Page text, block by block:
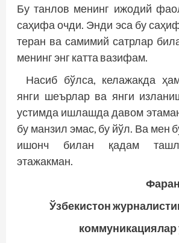
Бу танлов менинг ижодий
саҳифа очди. Энди эса бу
теран ва самимий сатрлар
менинг энг катта вазифам.
Насиб бўлса, келажакда
янги шеърлар ва янги
устимда ишлашда давом
бу манзил эмас, бу йўл. Ва мен
ишонч билан қадам
этажакман.
Ўзбекистон
коммуникациялар